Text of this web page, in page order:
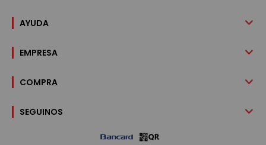
AYUDA
EMPRESA
COMPRA
SEGUINOS